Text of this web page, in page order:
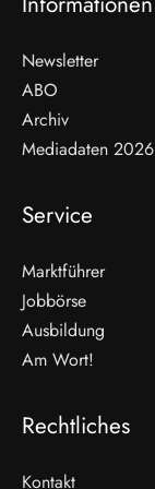
Newsletter
ABO
Archiv
Mediadaten 2026
Service
Marktführer
Jobbörse
Ausbildung
Am Wort!
Rechtliches
Kontakt